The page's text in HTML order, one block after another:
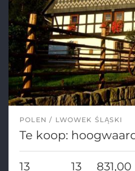
POLEN LWOWEK ŚLĄSKI
Te koop:
13 13 831,00